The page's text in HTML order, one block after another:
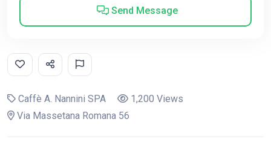
Send Message
Caffè A. Nannini SPA
1,200 Views
Via Massetana Romana 56